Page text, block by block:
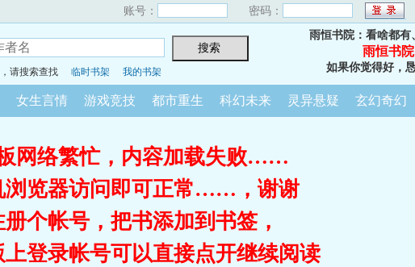
账号： 密码：
请搜索查找 临时书架 我的书架
雨恒书院：看啥都有
雨恒书院
如果你觉得好，
女生言情 游戏竞技 都市重生 科幻未来 灵异悬疑 玄幻奇幻
网络繁忙，内容加载失败……
浏览器访问即可正常……，谢谢
个帐号，把书添加到书签，
登录帐号可以直接点开继续阅读